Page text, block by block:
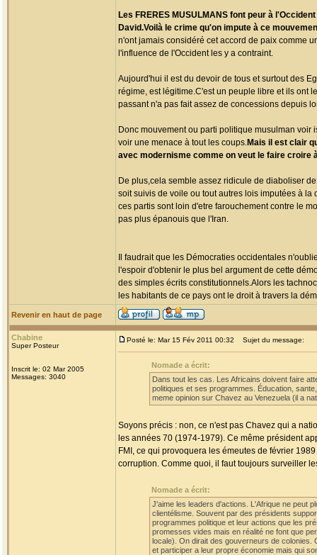
Les FRERES MUSULMANS font peur à
David.Voilà le crime qu'on impute à ce
n'ont jamais considéré cet accord de paix comme
l'influence de l'Occident les y a contraint.
Aujourd'hui il est du devoir de tous et surtout des
régime, est légitime.C'est un peuple libre et ils ont
passant n'a pas fait assez de concessions depuis
Donc mouvement ou parti politique musulman voir
voir une menace à tout les coups.Mais il est clair
avec modernisme comme on veut le faire croire
De plus,cela semble assez ridicule de diaboliser
soit suivis de voile ou tout autres lois imputées à
ces partis sont loin d'etre farouchement contre le
pas plus épanouis que l'Iran.
Il faudrait que les Démocraties occidentales
l'espoir d'obtenir le plus bel argument de cette
des simples écrits constitutionnels.Alors les
les habitants de ce pays ont le droit à travers la
Revenir en haut de page
Chabine
Super Posteur
Inscrit le: 02 Mar 2005
Messages: 3040
Posté le: Mar 15 Fév 2011 00:32 Sujet du message:
Nomade a écrit:
Dans tout les cas. Les Africains doivent faire
politiques et ses programmes. Éducation,
meme opinion sur Chavez au Venezuela (il a
Soyons précis : non, ce n'est pas Chavez qui a
les années 70 (1974-1979). Ce même président
FMI, ce qui provoquera les émeutes de février
corruption. Comme quoi, il faut toujours surveiller
Nomade a écrit:
J'aime les leaders d'actions. L'Afrique ne peut
clientélisme. Souvent par des présidents
programmes politique et leur actions que les
promesses vides mais en réalité ne font que
locale). On dirait des gouverneurs de colonies.
et participer a leur propre économie mais qui